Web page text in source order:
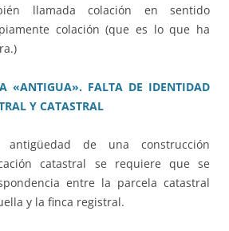
llamada colación en sentido
colación (que es lo que ha
«ANTIGUA». FALTA DE IDENTIDAD
Y CATASTRAL
de una construcción
catastral se requiere que se
entre la parcela catastral
y la finca registral.